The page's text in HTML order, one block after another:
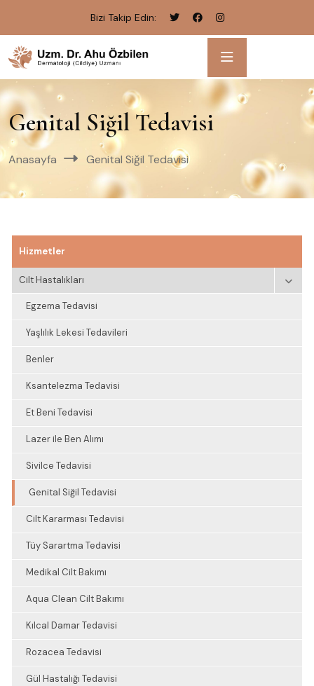
Bizi Takip Edin:
Genital Siğil Tedavisi
Anasayfa Genital Siğil Tedavisi
Hizmetler
Cilt Hastalıkları
Egzema Tedavisi
Yaşlılık Lekesi Tedavileri
Benler
Ksantelezma Tedavisi
Et Beni Tedavisi
Lazer ile Ben Alımı
Sivilce Tedavisi
Genital Siğil Tedavisi
Cilt Kararması Tedavisi
Tüy Sarartma Tedavisi
Medikal Cilt Bakımı
Aqua Clean Cilt Bakımı
Kılcal Damar Tedavisi
Rozacea Tedavisi
Gül Hastalığı Tedavisi